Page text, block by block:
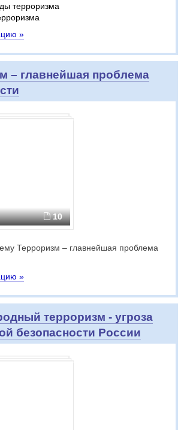
терроризма
»
– главнейшая проблема
10
Терроризм – главнейшая проблема
»
терроризм - угроза
безопасности России